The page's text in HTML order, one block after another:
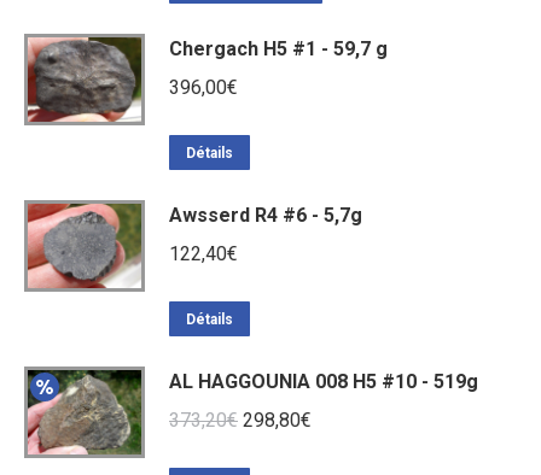
Chergach H5 #1 - 59,7 g
396,00€
Détails
Awsserd R4 #6 - 5,7g
122,40€
Détails
AL HAGGOUNIA 008 H5 #10 - 519g
373,20€ Le
298,80€